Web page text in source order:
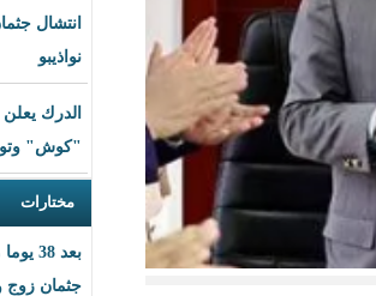
انتشال جثمان شاب قضى غرقا
نواذيبو
الدرك يعلن ضبط كمية من مخدر
"كوش" وتوقيف أربعة أشخاص
مختارات
بعد 38 يوما من اختفائه..
جثمان زوج وزيرة إيطالية